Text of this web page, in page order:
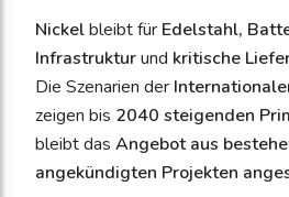
Nickelbleibt für Edelstahl,
Infrastrukturund kritische
Die Szenarien der
zeigen bis 2040 steigenden
bleibt das Angebot aus
angekündigten Projekten